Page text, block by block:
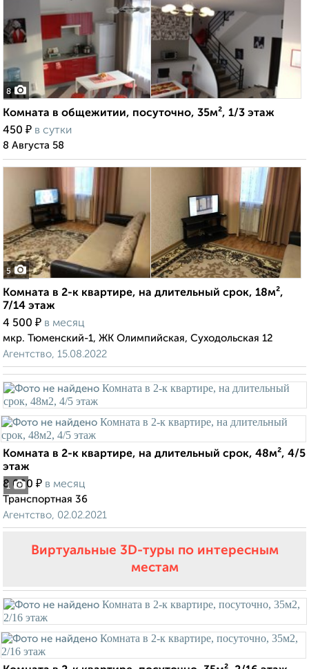
8
Комната в общежитии, посуточно, 35м², 1/3 этаж
450 ₽ в сутки
8 Августа 58
5
Комната в 2-к квартире, на длительный срок, 18м²,
7/14 этаж
4 500 ₽ в месяц
мкр. Тюменский-1, ЖК Олимпийская, Суходольская 12
Агентство, 15.08.2022
1
Комната в 2-к квартире, на длительный срок, 48м², 4/5
этаж
8 000 ₽ в месяц
Транспортная 36
Агентство, 02.02.2021
Виртуальные 3D-туры по интересным
местам